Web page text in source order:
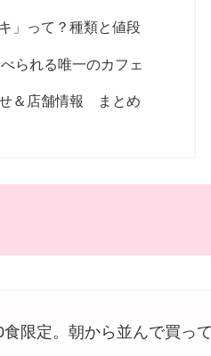
」って？種類と値段
られる唯一のカフェ
＆店舗情報 まとめ
限定。朝から並んで買っ